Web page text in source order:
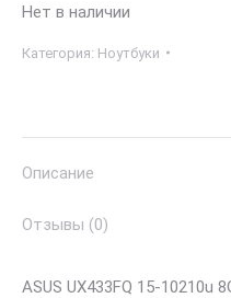
Нет в наличии
Категория: Ноутбуки
Описание
Отзывы (0)
ASUS UX433FQ 15-10210u